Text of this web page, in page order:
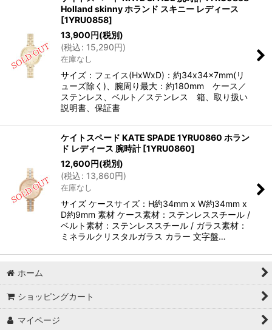
Holland skinny ホランド スキニー レディース
[1YRU0858]
13,900円(税別)
(税込: 15,290円)
在庫なし
サイズ：フェイス(HxWxD)：約34x34x7mm(リ
ューズ除く)、腕周り最大：約180mm ケース／
ステンレス、ベルト／ステンレス 箱、取り扱い
説明書、保証書
ケイトスペード KATE SPADE 1YRU0860 ホラン
ド レディース 腕時計 [1YRU0860]
12,600円(税別)
(税込: 13,860円)
在庫なし
サイズ ケースサイズ：H約34mm x W約34mm x
D約9mm 素材 ケース素材：ステンレススチール /
ベルト素材：ステンレススチール / ガラス素材：
ミネラルクリスタルガラス カラー 文字盤…
ホーム
ショッピングカート
マイページ